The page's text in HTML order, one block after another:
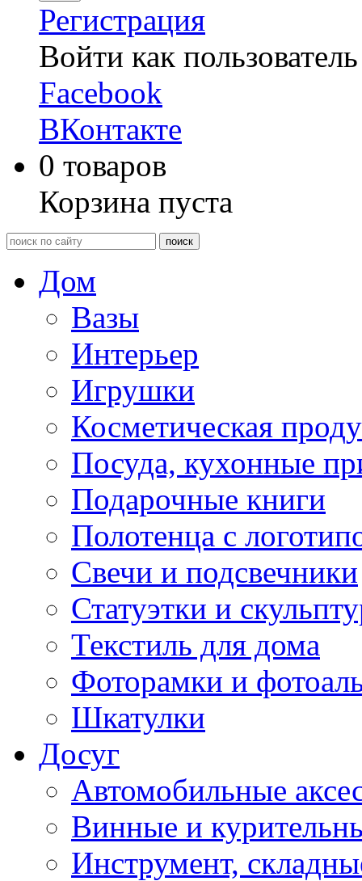
Регистрация
Войти как пользователь
Facebook
ВКонтакте
0 товаров
Корзина пуста
Дом
Вазы
Интерьер
Игрушки
Косметическая
Посуда, кухонные
Подарочные книги
Полотенца с
Свечи и подсвечники
Статуэтки и
Текстиль для дома
Фоторамки и
Шкатулки
Досуг
Автомобильные
Винные и
Инструмент,